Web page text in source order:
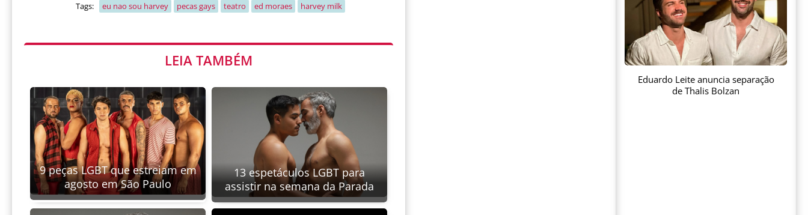
Tags: eu nao sou harvey pecas gays teatro ed moraes harvey milk
LEIA TAMBÉM
9 peças LGBT que estreiam em
agosto em São Paulo
13 espetáculos LGBT para
assistir na semana da Parada
Eduardo Leite anuncia separação
de Thalis Bolzan